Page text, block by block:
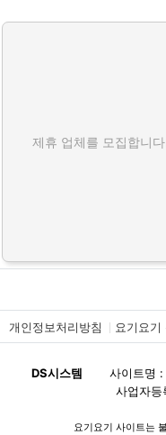
제휴 업체를 모집합니
개인정보처리방침 요기요기
DS시스템 사이트명 :
사업자
요기요기 사이트는